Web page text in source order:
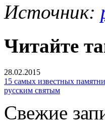
Источник:
Читайте
28.02.2015
15 самых известных
русским святым
Свежие